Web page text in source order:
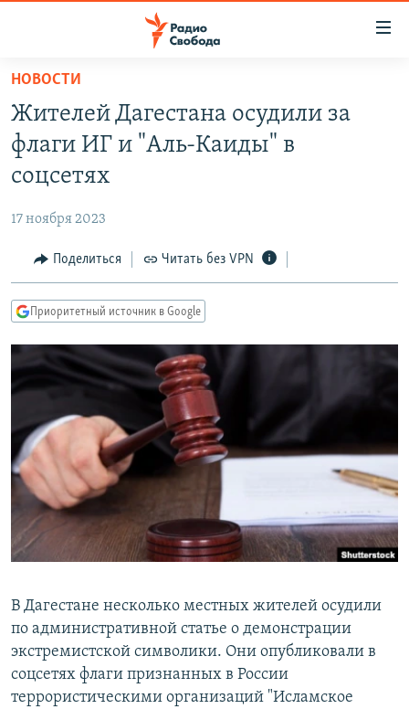
упрощенного
доступа
Вернуться
основному
Вернутся
Вернутся
поиску
ПОДКАСТЫ
АВТОРСКИЕ ПРОЕКТЫ
МНЕНИЯ
КУЛЬТУРА
КАВКАЗ.РЕАЛИИ
СЕВЕР.РЕАЛИИ
СИБИРЬ.РЕАЛИИ
РАСПИСАНИЕ ВЕЩАНИЯ
ПОДПИШИТЕСЬ НА РАССЫЛКУ
СОЦИАЛЬНЫЕ СЕТИ
Все сайты РСЕ/РС
НОВОСТИ
Жителей Дагестана осудили за
флаги ИГ и "Аль-Каиды" в
соцсетях
17 ноября 2023
Поделиться Читать без VPN
Приоритетный источник в Google
В Дагестане несколько местных жителей осудили
по административной статье о демонстрации
экстремистской символики. Они опубликовали в
соцсетях флаги признанных в России
террористическими организаций "Исламское